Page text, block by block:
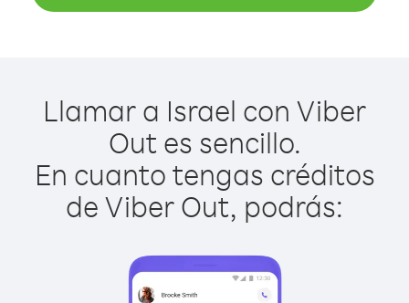
Llamar a Israel con Viber
Out es sencillo.
En cuanto tengas créditos
de Viber Out, podrás: